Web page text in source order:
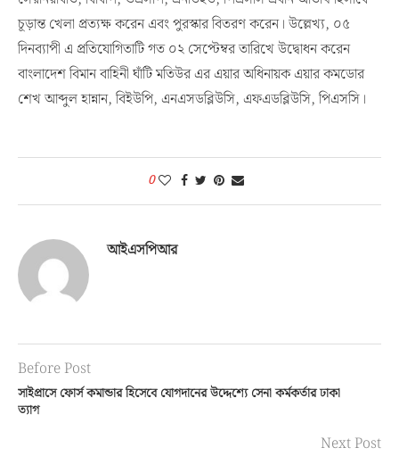
চূড়ান্ত খেলা প্রত্যক্ষ করেন এবং পুরস্কার বিতরণ করেন। উল্লেখ্য, ০৫
দিনব্যাপী এ প্রতিযোগিতাটি গত ০২ সেপ্টেম্বর তারিখে উদ্বোধন করেন
বাংলাদেশ বিমান বাহিনী ঘাঁটি মতিউর এর এয়ার অধিনায়ক এয়ার কমডোর
শেখ আব্দুল হান্নান, বিইউপি, এনএসডব্লিউসি, এফএডব্লিউসি, পিএসসি।
0
আইএসপিআর
Before Post
সাইপ্রাসে ফোর্স কমান্ডার হিসেবে যোগদানের উদ্দেশ্যে সেনা কর্মকর্তার ঢাকা
ত্যাগ
Next Post